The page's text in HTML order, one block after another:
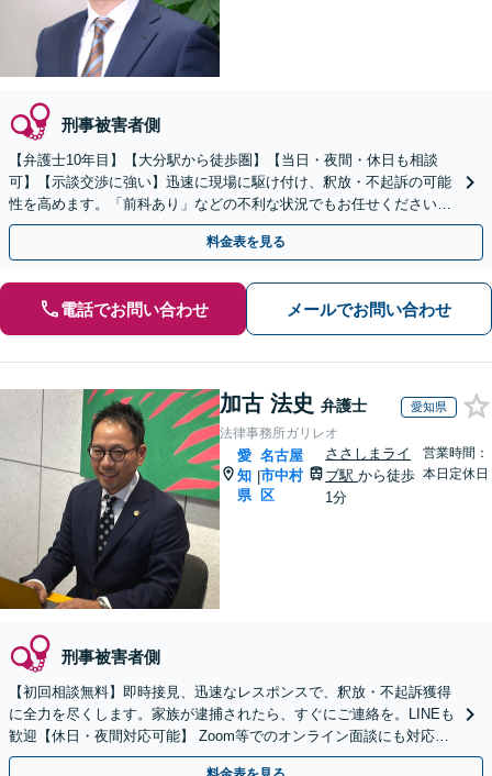
刑事被害者側
【弁護士10年目】【大分駅から徒歩圏】【当日・夜間・休日も相談
可】【示談交渉に強い】迅速に現場に駆け付け、釈放・不起訴の可能
性を高めます。「前科あり」などの不利な状況でもお任せください！
ご依頼人へのこまめな報告は「強い安心感がある」と定評
料金表を見る
電話でお問い合わせ メールでお問い合わせ
加古 法史 弁護士 愛知県
法律事務所ガリレオ
愛
知
県
|
名古屋
市中村
区
ささしまライ
ブ駅から徒歩
1分
営業時間：
本日定休日
刑事被害者側
【初回相談無料】即時接見、迅速なレスポンスで、釈放・不起訴獲得
に全力を尽くします。家族が逮捕されたら、すぐにご連絡を。LINEも
歓迎【休日・夜間対応可能】 Zoom等でのオンライン面談にも対応し
ます【メールでの予約、問い合わせ可能】